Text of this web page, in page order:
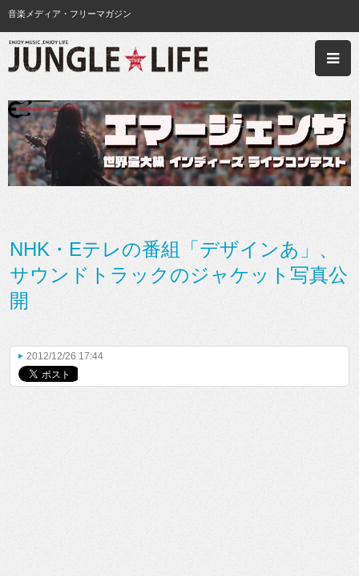
音楽メディア・フリーマガジン
NHK・Eテレの番組「デザインあ」、
サウンドトラックのジャケット写真公
開
2012/12/26 17:44